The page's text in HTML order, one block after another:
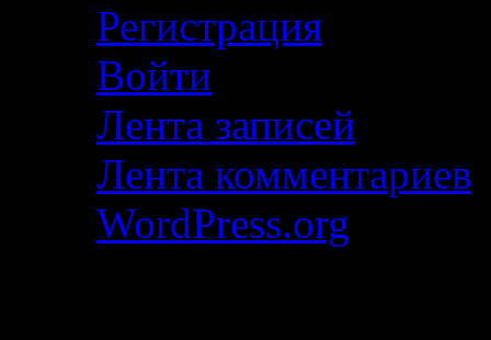
Регистрация
Войти
Лента записей
Лента комментариев
WordPress.org